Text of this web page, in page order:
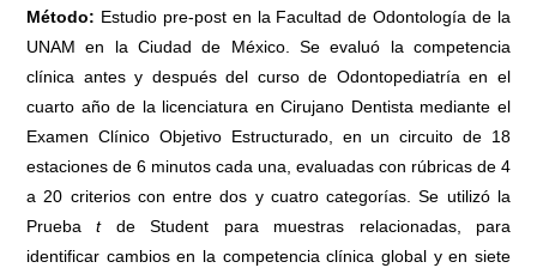
Método: Estudio pre-post en la Facultad de Odontología de la
UNAM en la Ciudad de México. Se evaluó la competencia
clínica antes y después del curso de Odontopediatría en el
cuarto año de la licenciatura en Cirujano Dentista mediante el
Examen Clínico Objetivo Estructurado, en un circuito de 18
estaciones de 6 minutos cada una, evaluadas con rúbricas de 4
a 20 criterios con entre dos y cuatro categorías. Se utilizó la
Pruebatde Student para muestras relacionadas, para
identificar cambios en la competencia clínica global y en siete